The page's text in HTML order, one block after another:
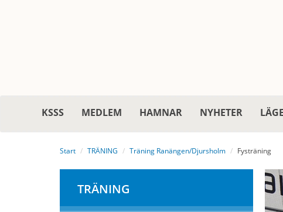
KSSS MEDLEM HAMNAR NYHETER
Start TRÄNING Träning Ranängen/Djursholm Fysträning
TRÄNING